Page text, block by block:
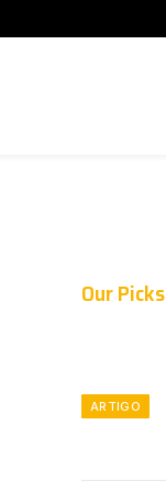
Our Picks
ARTIGO